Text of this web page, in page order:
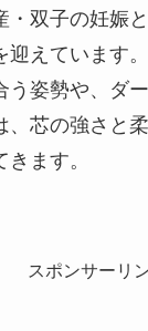
・双子の妊娠
迎えています
う姿勢や、ダ
、芯の強さと
ます。
スポンサーリ